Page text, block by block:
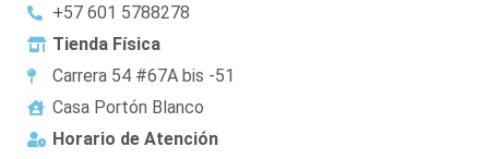
+57 601 5788278
Tienda Física
Carrera 54 #67A bis -51
Casa Portón Blanco
Horario de Atención